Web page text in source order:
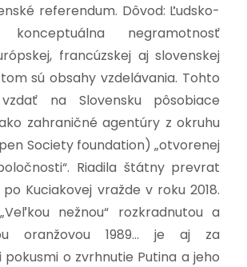
referendum. Dôvod: Ľudsko-
negramotnosť
francúzskej aj slovenskej
sú obsahy vzdelávania. Tohto
na Slovensku pôsobiace
ako zahraničné agentúry z okruhu
Society foundation) „otvorenej
Riadila štátny prevrat
Kuciakovej vražde v roku 2018.
nežnou“ rozkradnutou a
oranžovou 1989… je aj za
o zvrhnutie Putina a jeho